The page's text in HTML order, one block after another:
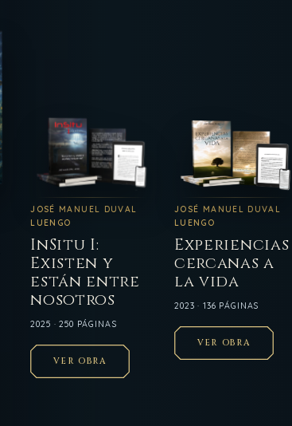
JOSÉ MANUEL DUVAL
LUENGO
InSitu I:
Existen y
están entre
nosotros
2025 · 250 PÁGINAS
VER OBRA
JOSÉ MANUEL DUVAL
LUENGO
Experiencias
cercanas a
la vida
2023 · 136 PÁGINAS
VER OBRA